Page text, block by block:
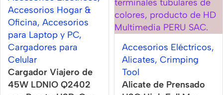
Accesorios Hogar &
Oficina, Accesorios
para Laptop y PC,
Cargadores para
Celular
Cargador Viajero de
45W LDNIO Q2402
Accesorios Eléctricos,
Alicates, Crimping
Tool
Alicate de Prensado